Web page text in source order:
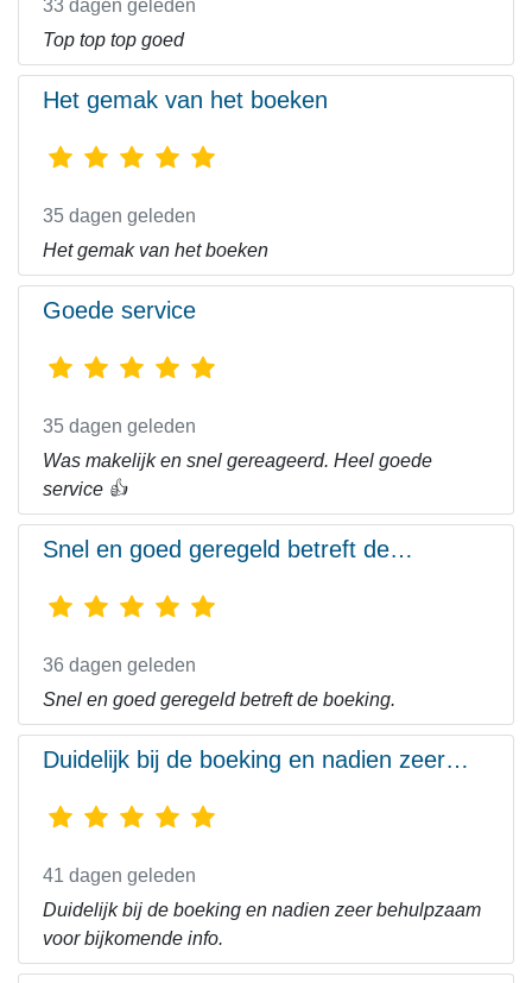
33 dagen geleden
Top top top goed
Het gemak van het boeken
35 dagen geleden
Het gemak van het boeken
Goede service
35 dagen geleden
Was makelijk en snel gereageerd. Heel goede
service 👍
Snel en goed geregeld betreft de…
36 dagen geleden
Snel en goed geregeld betreft de boeking.
Duidelijk bij de boeking en nadien zeer…
41 dagen geleden
Duidelijk bij de boeking en nadien zeer behulpzaam
voor bijkomende info.